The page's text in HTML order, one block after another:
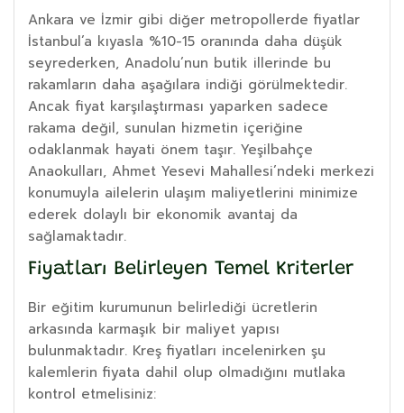
Ankara ve İzmir gibi diğer metropollerde fiyatlar
İstanbul’a kıyasla %10-15 oranında daha düşük
seyrederken, Anadolu’nun butik illerinde bu
rakamların daha aşağılara indiği görülmektedir.
Ancak fiyat karşılaştırması yaparken sadece
rakama değil, sunulan hizmetin içeriğine
odaklanmak hayati önem taşır. Yeşilbahçe
Anaokulları, Ahmet Yesevi Mahallesi’ndeki merkezi
konumuyla ailelerin ulaşım maliyetlerini minimize
ederek dolaylı bir ekonomik avantaj da
sağlamaktadır.
Fiyatları Belirleyen Temel Kriterler
Bir eğitim kurumunun belirlediği ücretlerin
arkasında karmaşık bir maliyet yapısı
bulunmaktadır. Kreş fiyatları incelenirken şu
kalemlerin fiyata dahil olup olmadığını mutlaka
kontrol etmelisiniz: